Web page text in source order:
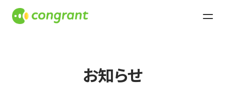
お知らせ